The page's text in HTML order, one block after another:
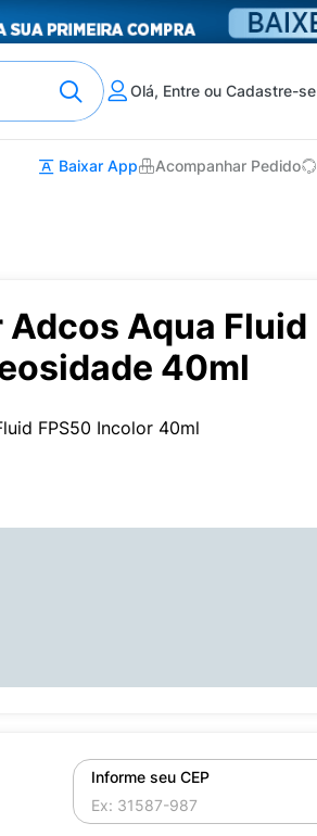
Olá, Entre ou Cadastre-se
Baixar App Acompanhar Pedido
Aqua Fluid
40ml
FPS50 Incolor 40ml
Informe seu CEP